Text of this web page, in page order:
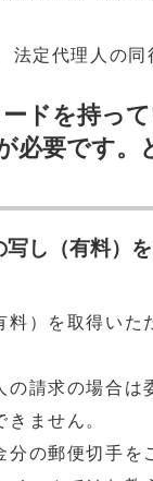
定代理人の同
ドを持っ
必要です。
し（有料）
）を取得いた
請求の場合は
ません。
の郵便切手を